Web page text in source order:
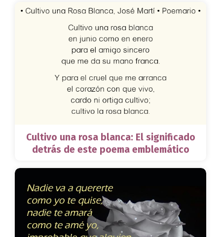
Cultivo una rosa blanca: El significado
detrás de este poema emblemático